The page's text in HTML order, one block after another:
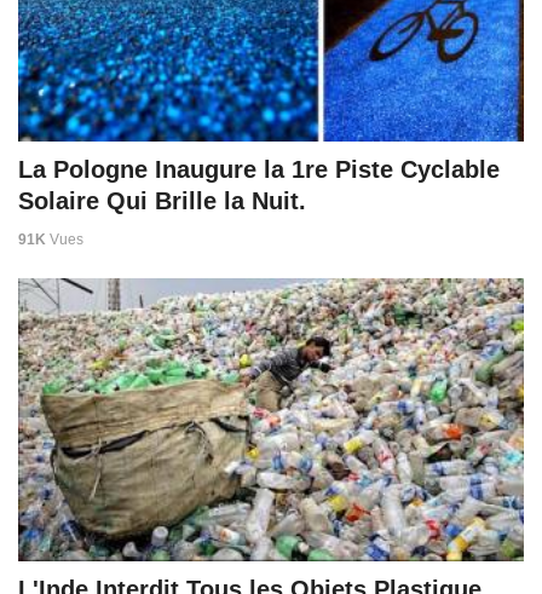
La Pologne Inaugure la 1re Piste Cyclable
Solaire Qui Brille la Nuit.
91K Vues